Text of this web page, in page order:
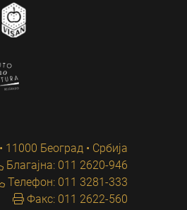
11000 Београд • Србија
Благајна: 011 2620-946
Телефон: 011 3281-333
Факс: 011 2622-560